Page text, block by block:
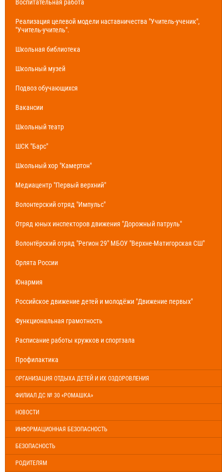
Воспитательная работа
Реализация целевой модели наставничества "Учитель-ученик",
"Учитель-учитель".
Школьная библиотека
Школьный музей
Подвоз обучающихся
Вакансии
Школьный театр
ШСК "Барс"
Школьный хор "Камертон"
Медиацентр "Первый верхний"
Волонтерский отряд "Импульс"
Отряд юных инспекторов движения "Дорожный патруль"
Волонтёрский отряд "Регион 29" МБОУ "Верхне-Матигорская СШ"
Орлята России
Юнармия
Российское движение детей и молодёжи "Движение первых"
Функциональная грамотность
Расписание работы кружков и спортзала
Профилактика
ОРГАНИЗАЦИЯ ОТДЫХА ДЕТЕЙ И ИХ ОЗДОРОВЛЕНИЯ
ФИЛИАЛ ДС № 30 «РОМАШКА»
НОВОСТИ
ИНФОРМАЦИОННАЯ БЕЗОПАСНОСТЬ
БЕЗОПАСНОСТЬ
РОДИТЕЛЯМ